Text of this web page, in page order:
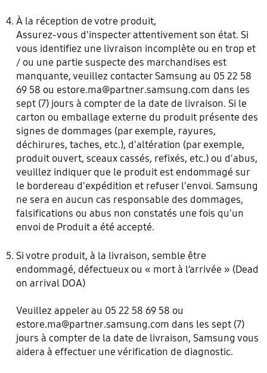
À la réception de votre produit,
Assurez-vous d'inspecter attentivement son état. Si
vous identifiez une livraison incomplète ou en trop et
/ ou une partie suspecte des marchandises est
manquante, veuillez contacter Samsung au 05 22 58
69 58 ou estore.ma@partner.samsung.com dans les
sept (7) jours à compter de la date de livraison. Si le
carton ou emballage externe du produit présente des
signes de dommages (par exemple, rayures,
déchirures, taches, etc.), d'altération (par exemple,
produit ouvert, sceaux cassés, refixés, etc.) ou d'abus,
veuillez indiquer que le produit est endommagé sur
le bordereau d'expédition et refuser l'envoi. Samsung
ne sera en aucun cas responsable des dommages,
falsifications ou abus non constatés une fois qu'un
envoi de Produit a été accepté.
Si votre produit, à la livraison, semble être
endommagé, défectueux ou « mort à l’arrivée » (Dead
on arrival DOA)
Veuillez appeler au 05 22 58 69 58 ou
estore.ma@partner.samsung.com dans les sept (7)
jours à compter de la date de livraison, Samsung vous
aidera à effectuer une vérification de diagnostic.